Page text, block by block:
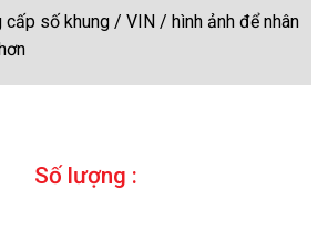
cấp số khung / VIN / hình ảnh để nhân
Số lượng :